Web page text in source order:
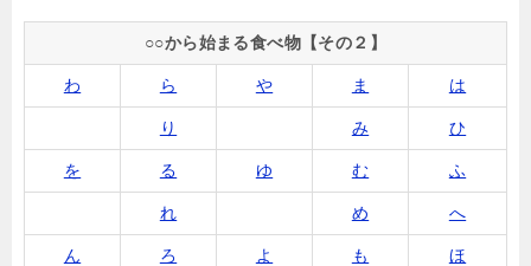
○○から始まる食べ物【その２】
わ ら や ま は
り み ひ
を る ゆ む ふ
れ め へ
ん ろ よ も ほ